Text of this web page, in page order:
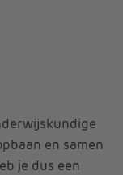
en samen
je dus een